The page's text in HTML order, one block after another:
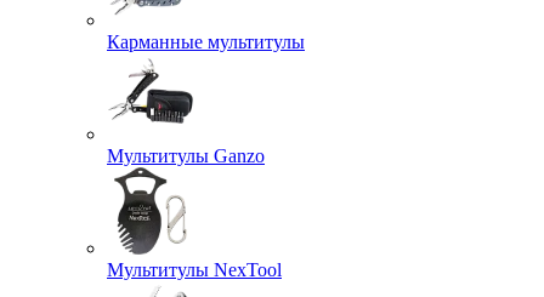
Карманные мультитулы
Мультитулы Ganzo
Мультитулы NexTool